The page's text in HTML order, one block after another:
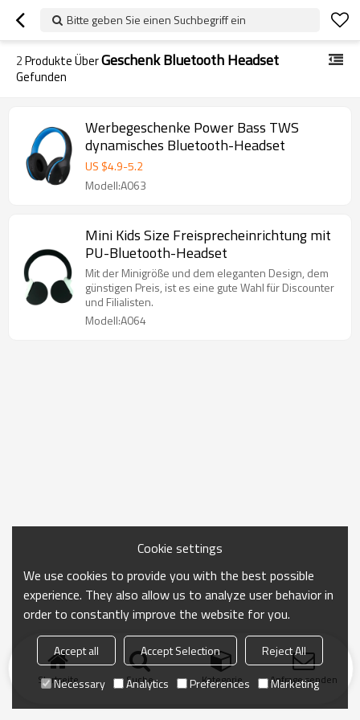
Bitte geben Sie einen Suchbegriff ein
2Produkte ÜberGeschenk Bluetooth Headset
Gefunden
Werbegeschenke Power Bass TWS
dynamisches Bluetooth-Headset
US $4.9-5.2
Modell:A063
Mini Kids Size Freisprecheinrichtung mit
PU-Bluetooth-Headset
Mit der Minigröße und dem eleganten Design, dem
günstigen Preis, ist es eine gute Wahl für Discounter
und Filialisten.
Modell:A064
Startseite Suche Kategorie Anfrage senden
Cookie settings
We use cookies to provide you with the best possible
experience. They also allow us to analyze user behavior in
order to constantly improve the website for you.
Accept all Accept Selection
Reject All
Necessary
Analytics Preferences Marketing